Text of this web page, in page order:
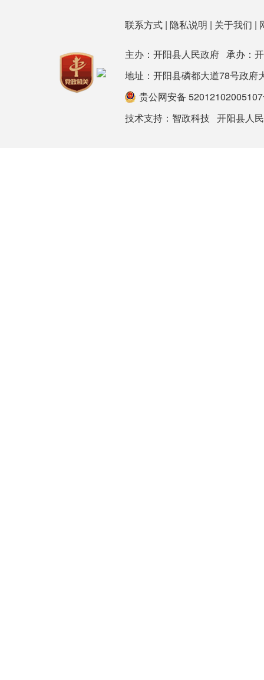
联系方式| 隐私说明 | 关于我们 |
主办：开阳县人民政府 承办：
地址：开阳县磷都大道78号政
贵公网安备
技术支持： 智政科技 开阳县人